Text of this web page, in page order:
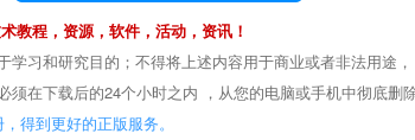
教程，资源，软件，活动，资讯！
习和研究目的；不得将上述内容用于商业或者非法用途，
在下载后的24个小时之内 ，从您的电脑或手机中彻底删除
得到更好的正版服务。